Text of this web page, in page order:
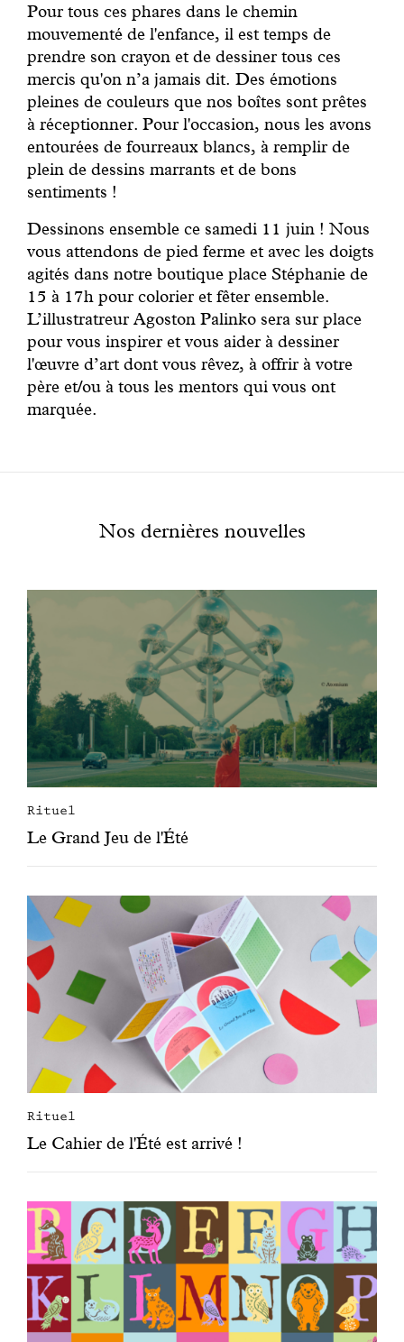
Pour tous ces phares dans le chemin
mouvementé de l'enfance, il est temps de
prendre son crayon et de dessiner tous ces
mercis qu'on n’a jamais dit. Des émotions
pleines de couleurs que nos boîtes sont prêtes
à réceptionner. Pour l'occasion, nous les avons
entourées de fourreaux blancs, à remplir de
plein de dessins marrants et de bons
sentiments !
Dessinons ensemble ce samedi 11 juin ! Nous
vous attendons de pied ferme et avec les doigts
agités dans notre boutique place Stéphanie de
15 à 17h pour colorier et fêter ensemble.
L’illustratreur Agoston Palinko sera sur place
pour vous inspirer et vous aider à dessiner
l'œuvre d’art dont vous rêvez, à offrir à votre
père et/ou à tous les mentors qui vous ont
marquée.
Nos dernières nouvelles
Rituel
Le Grand Jeu de l'Été
Rituel
Le Cahier de l'Été est arrivé !